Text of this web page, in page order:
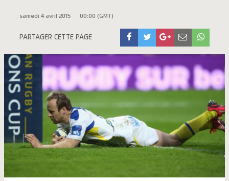
samedi 4 avril 2015 00:00 (GMT)
PARTAGER CETTE PAGE